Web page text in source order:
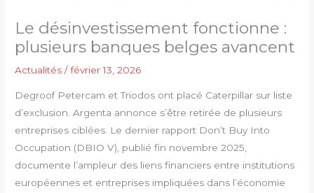
Le désinvestissement fonctionne :
plusieurs banques belges avancent
Actualités /février 13, 2026
Degroof Petercam et Triodos ont placé Caterpillar sur liste
d’exclusion. Argenta annonce s’être retirée de plusieurs
entreprises ciblées. Le dernier rapport Don’t Buy Into
Occupation (DBIO V), publié fin novembre 2025,
documente l’ampleur des liens financiers entre institutions
européennes et entreprises impliquées dans l’économie